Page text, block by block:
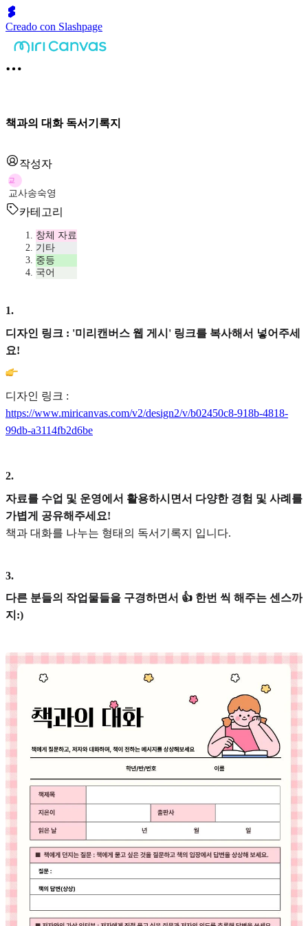
Creado con Slashpage
책과의 대화 독서기록지
작성자
교
교사송숙영
카테고리
창체 자료
기타
중등
국어
1.
디자인 링크 : '미리캔버스 웹 게시' 링크를 복사해서 넣어주세
요!
디자인 링크 :
https://www.miricanvas.com/v2/design2/v/b02450c8-918b-4818-
99db-a3114fb2d6be
2.
자료를 수업 및 운영에서 활용하시면서 다양한 경험 및 사례를
가볍게 공유해주세요!
책과 대화를 나누는 형태의 독서기록지 입니다.
3.
다른 분들의 작업물들을 구경하면서 👍 한번 씩 해주는 센스까
지:)